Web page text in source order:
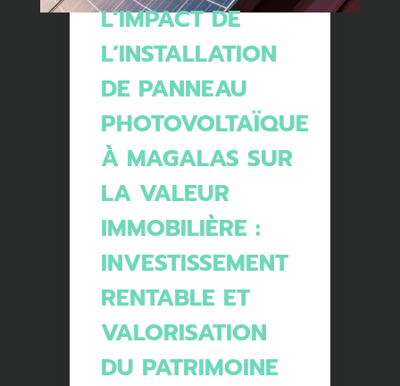
L’IMPACT DE
L’INSTALLATION
DE PANNEAU
PHOTOVOLTAÏQUE
À MAGALAS SUR
LA VALEUR
IMMOBILIÈRE :
INVESTISSEMENT
RENTABLE ET
VALORISATION
DU PATRIMOINE